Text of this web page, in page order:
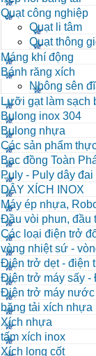
Quạt công nghiệp
Quạt li tâm
Quạt thông
Máng khí động
Bánh răng xích
Nhông sên
Lưỡi gạt làm sạch
Bulong inox 304
Bulong nhựa
Các sản phẩm
Bạc đồng Toàn
Puly - Puly dây đai
DÂY XÍCH INOX
Máy ép nhựa,
thiết bị máy phụ trợ
Đầu vòi phun, đầu
kẹp khuôn, cảm
Các loại điện trở
vòng nhiệt sứ -
inox
Điện trở dẹt - điện
nhôm, Halogen
Điện trở máy sấy -
que - Điện trở U
Điện trở máy nước
Máy dầu nóng
băng tải xích nhựa
Xích nhựa
tấm xích inox
Xích long cốt